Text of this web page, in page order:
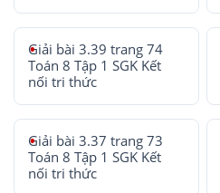
Giải bài 3.39 trang 74
Toán 8 Tập 1 SGK Kết
nối tri thức
Giải bài 3.37 trang 73
Toán 8 Tập 1 SGK Kết
nối tri thức